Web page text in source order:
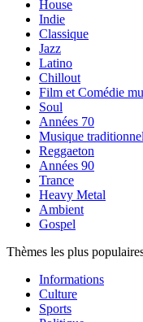
House
Indie
Classique
Jazz
Latino
Chillout
Film et Comédie
Soul
Années 70
Musique
Reggaeton
Années 90
Trance
Heavy Metal
Ambient
Gospel
Thèmes les plus
Informations
Culture
Sports